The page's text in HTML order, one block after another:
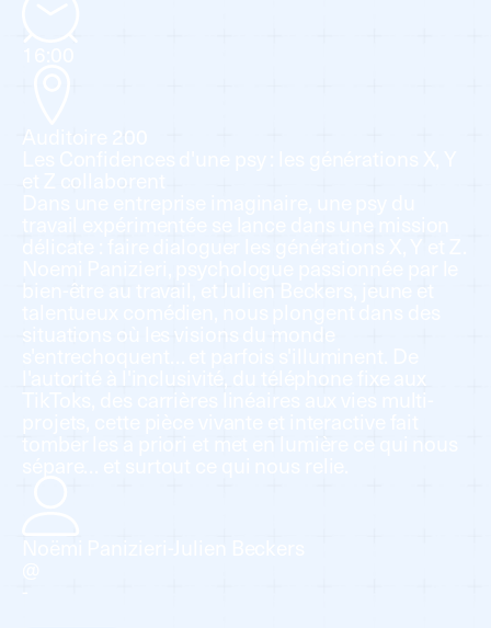
Auditoire 200
et Z collaborent
Dans une entreprise imaginaire, une psy du
délicate : faire dialoguer les générations X, Y et Z.
bien-être au travail, et Julien Beckers, jeune et
situations où les visions du monde
l'autorité à l'inclusivité, du téléphone fixe aux
TikToks, des carrières linéaires aux vies multi-
tomber les a priori et met en lumière ce qui nous
Noëmi Panizieri-Julien Beckers
-